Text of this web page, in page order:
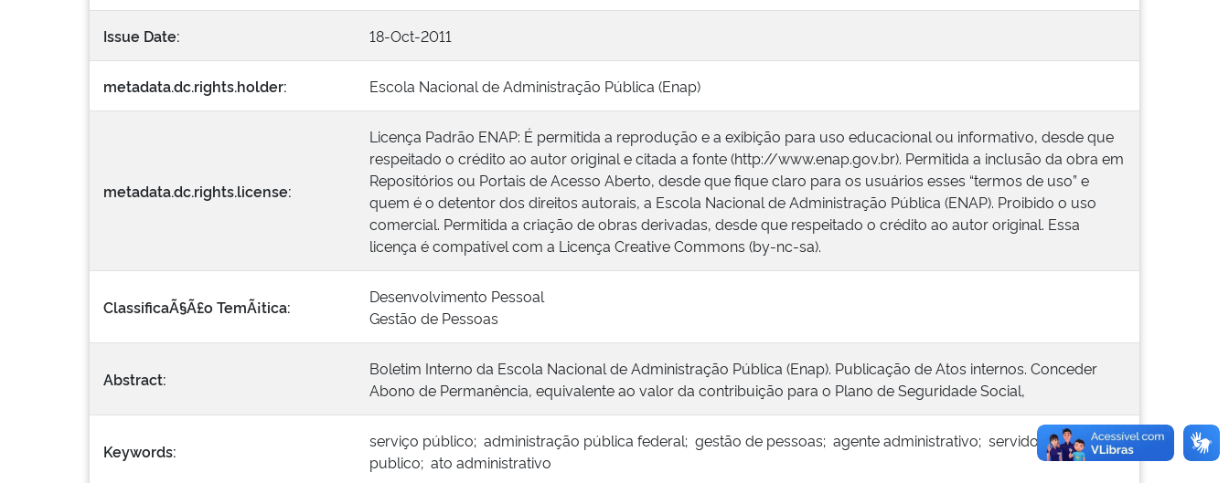
Issue Date: 18-Oct-2011
metadata.dc.rights.holder: Escola Nacional de Administração Pública (Enap)
metadata.dc.rights.license:
Licença Padrão ENAP: É permitida a reprodução e a exibição para uso educacional ou informativo, desde que
respeitado o crédito ao autor original e citada a fonte (http://www.enap.gov.br). Permitida a inclusão da obra em
Repositórios ou Portais de Acesso Aberto, desde que fique claro para os usuários esses “termos de uso” e
quem é o detentor dos direitos autorais, a Escola Nacional de Administração Pública (ENAP). Proibido o uso
comercial. Permitida a criação de obras derivadas, desde que respeitado o crédito ao autor original. Essa
licença é compatível com a Licença Creative Commons (by-nc-sa).
ClassificaÃ§Ã£o TemÃ¡tica:
Desenvolvimento Pessoal
Gestão de Pessoas
Abstract:
Boletim Interno da Escola Nacional de Administração Pública (Enap). Publicação de Atos internos. Conceder
Abono de Permanência, equivalente ao valor da contribuição para o Plano de Seguridade Social,
Keywords:
serviço público; administração pública federal; gestão de pessoas; agente administrativo; servidor
publico; ato administrativo